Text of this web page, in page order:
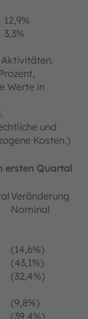
12,9%
3,3%
Werte in
und
Kosten.)
ersten Quartal
Veränderung
Nominal
(14,6%)
(43,1%)
(32,4%)
(9,8%)
(39,4%)